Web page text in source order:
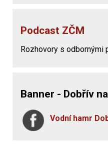
Podcast ZČM
Rozhovory s odbornými
Banner - Dobřív
Vodní hamr